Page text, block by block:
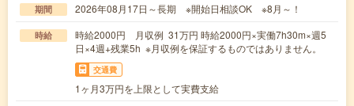
期間 2026年08月17日～長期 ※開始日相談OK ※8月～！
時給
時給2000円 月収例 31万円 時給2000円×実働7h30m×週5
日×4週+残業5h ※月収例を保証するものではありません。
交通費
1ヶ月3万円を上限として実費支給